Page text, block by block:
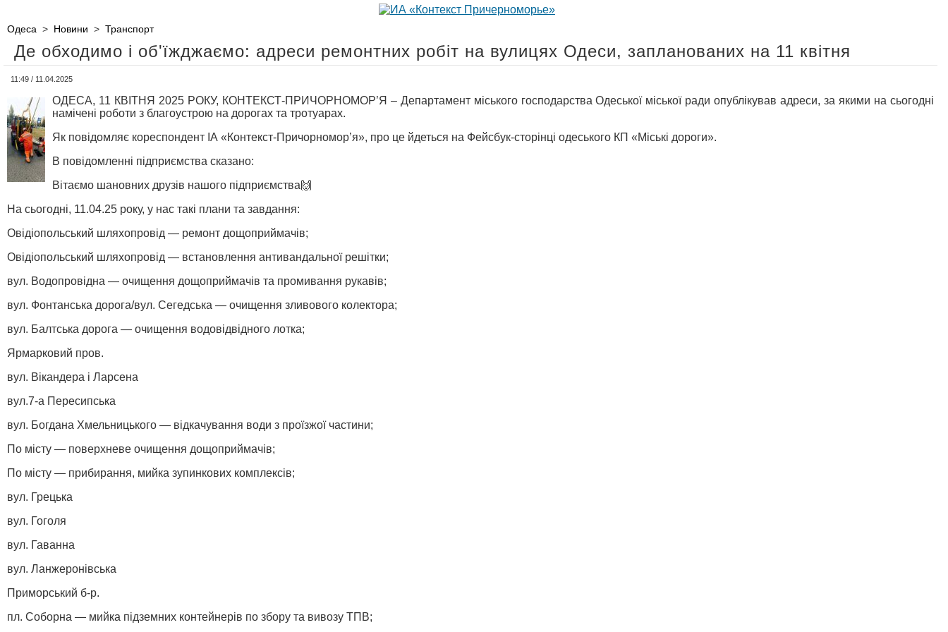
Одеса > Новини > Транспорт
Де обходимо і об'їжджаємо: адреси ремонтних робіт на вулицях Одеси, запланованих на 11 квітня
11:49 / 11.04.2025
ОДЕСА, 11 КВІТНЯ 2025 РОКУ, КОНТЕКСТ-ПРИЧОРНОМОР’Я – Департамент міського господарства Одеської міської ради опублікував адреси, за якими на сьогодні
намічені роботи з благоустрою на дорогах та тротуарах.
Як повідомляє кореспондент ІА «Контекст-Причорномор’я», про це йдеться на Фейсбук-сторінці одеського КП «Міські дороги».
В повідомленні підприємства сказано:
Вітаємо шановних друзів нашого підприємства🙌
На сьогодні, 11.04.25 року, у нас такі плани та завдання:
Овідіопольський шляхопровід — ремонт дощоприймачів;
Овідіопольський шляхопровід — встановлення антивандальної решітки;
вул. Водопровідна — очищення дощоприймачів та промивання рукавів;
вул. Фонтанська дорога/вул. Сегедська — очищення зливового колектора;
вул. Балтська дорога — очищення водовідвідного лотка;
Ярмарковий пров.
вул. Вікандера і Ларсена
вул.7-а Пересипська
вул. Богдана Хмельницького — відкачування води з проїзжої частини;
По місту — поверхневе очищення дощоприймачів;
По місту — прибирання, мийка зупинкових комплексів;
вул. Грецька
вул. Гоголя
вул. Гаванна
вул. Ланжеронівська
Приморський б-р.
пл. Соборна — мийка підземних контейнерів по збору та вивозу ТПВ;